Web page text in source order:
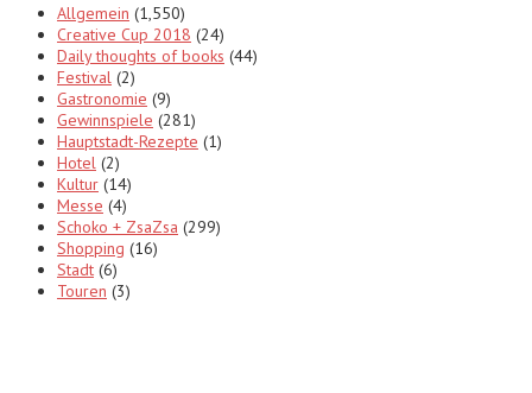
Allgemein (1,550)
Creative Cup 2018 (24)
Daily thoughts of books (44)
Festival (2)
Gastronomie (9)
Gewinnspiele (281)
Hauptstadt-Rezepte (1)
Hotel (2)
Kultur (14)
Messe (4)
Schoko + ZsaZsa (299)
Shopping (16)
Stadt (6)
Touren (3)